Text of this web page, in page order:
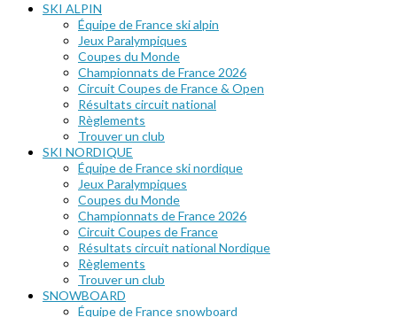
SKI ALPIN
Équipe de France ski alpin
Jeux Paralympiques
Coupes du Monde
Championnats de France 2026
Circuit Coupes de France & Open
Résultats circuit national
Règlements
Trouver un club
SKI NORDIQUE
Équipe de France ski nordique
Jeux Paralympiques
Coupes du Monde
Championnats de France 2026
Circuit Coupes de France
Résultats circuit national Nordique
Règlements
Trouver un club
SNOWBOARD
Équipe de France snowboard